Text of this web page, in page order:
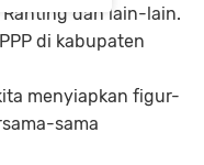
dan lain-lain.
di kabupaten
menyiapkan figur-
sama